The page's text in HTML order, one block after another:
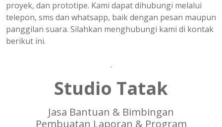
proyek, dan prototipe. Kami dapat dihubungi melalui
telepon, sms dan whatsapp, baik dengan pesan maupun
panggilan suara. Silahkan menghubungi kami di kontak
berikut ini.
.
Studio Tatak
Jasa Bantuan & Bimbingan
Pembuatan Laporan & Program